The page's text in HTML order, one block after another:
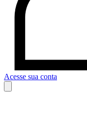
Acesse sua conta